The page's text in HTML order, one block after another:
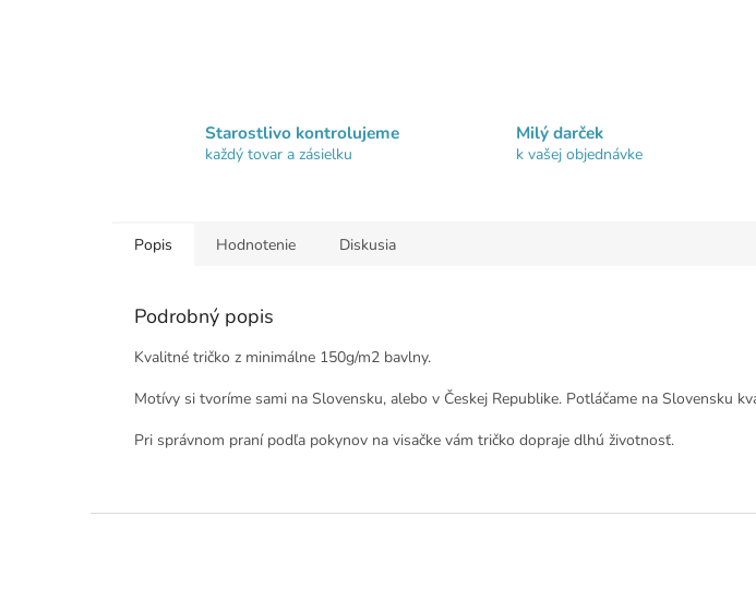
Starostlivo kontrolujeme
každý tovar a zásielku
Milý darček
k vašej objednávke
Popis Hodnotenie Diskusia
Podrobný popis
Kvalitné tričko z minimálne 150g/m2 bavlny.
Motívy si tvoríme sami na Slovensku, alebo v Českej Republike. Potláčame na Slovensku
Pri správnom praní podľa pokynov na visačke vám tričko dopraje dlhú životnosť.